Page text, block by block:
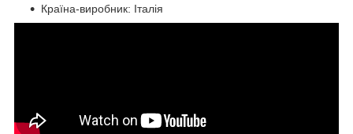
Країна-виробник: Італія